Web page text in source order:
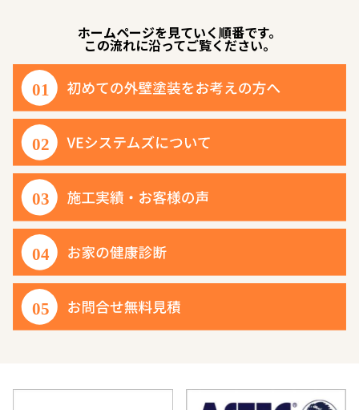
ホームページを見ていく順番です。
この流れに沿ってご覧ください。